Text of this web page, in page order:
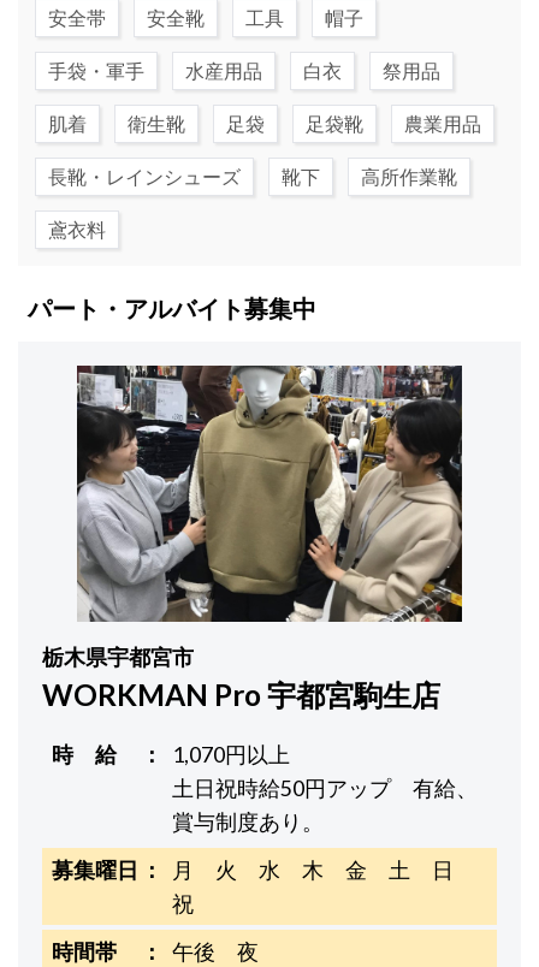
安全帯 安全靴 工具 帽子
手袋・軍手 水産用品 白衣 祭用品
肌着 衛生靴 足袋 足袋靴 農業用品
長靴・レインシューズ 靴下 高所作業靴
鳶衣料
パート・アルバイト募集中
栃木県宇都宮市
WORKMAN Pro 宇都宮駒生店
時 給
1,070円以上
土日祝時給50円アップ 有給、
賞与制度あり。
募集曜日
月 火 水 木 金 土 日
祝
時間帯
午後 夜